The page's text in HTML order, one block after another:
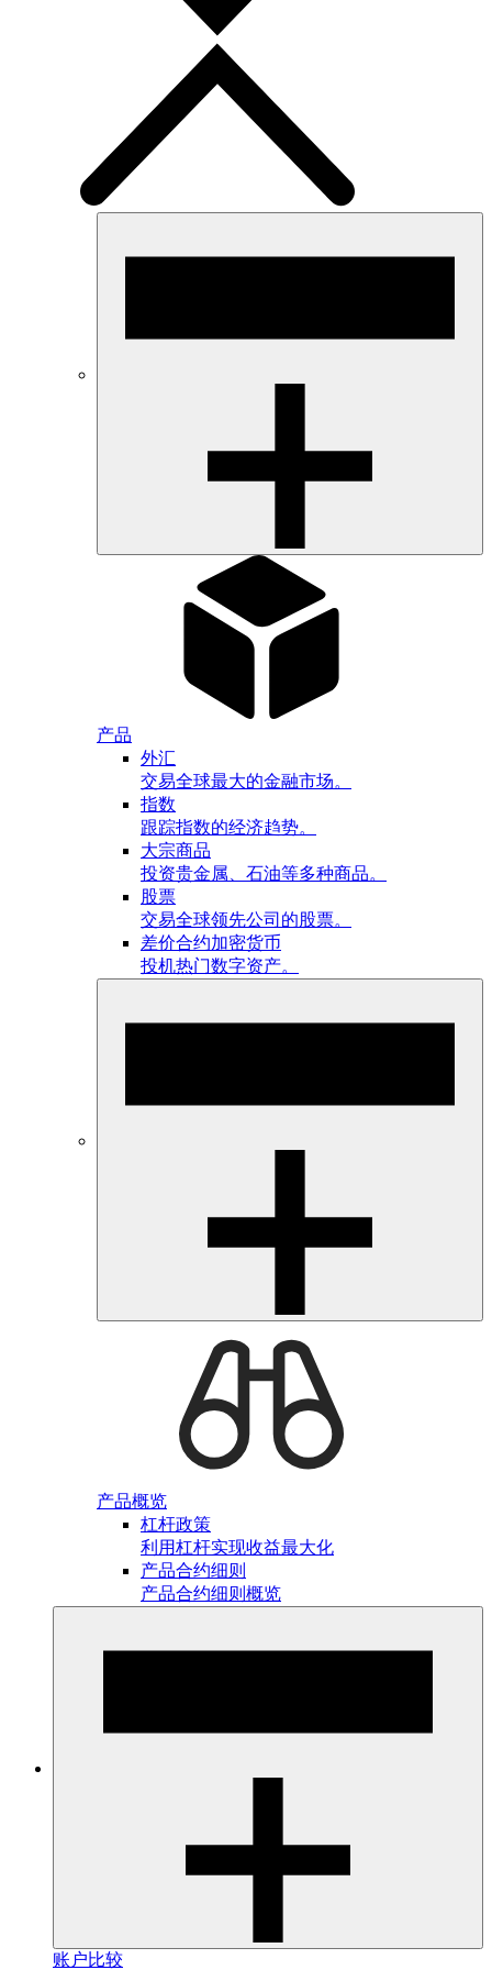
产品
外汇
交易全球最大的金融市场。
指数
跟踪指数的经济趋势。
大宗商品
投资贵金属、石油等多种商品。
股票
交易全球领先公司的股票。
差价合约加密货币
投机热门数字资产。
产品概览
杠杆政策
利用杠杆实现收益最大化
产品合约细则
产品合约细则概览
账户比较